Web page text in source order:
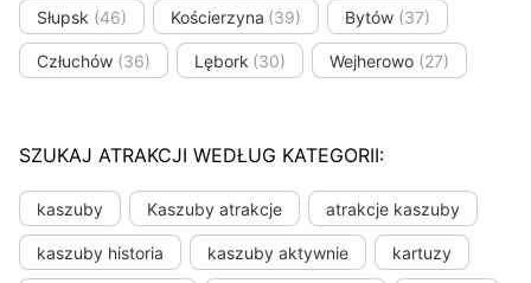
Słupsk (46) Kościerzyna (39) Bytów (37)
Człuchów (36) Lębork (30) Wejherowo (27)
SZUKAJ ATRAKCJI WEDŁUG KATEGORII:
kaszuby Kaszuby atrakcje atrakcje kaszuby
kaszuby historia kaszuby aktywnie kartuzy